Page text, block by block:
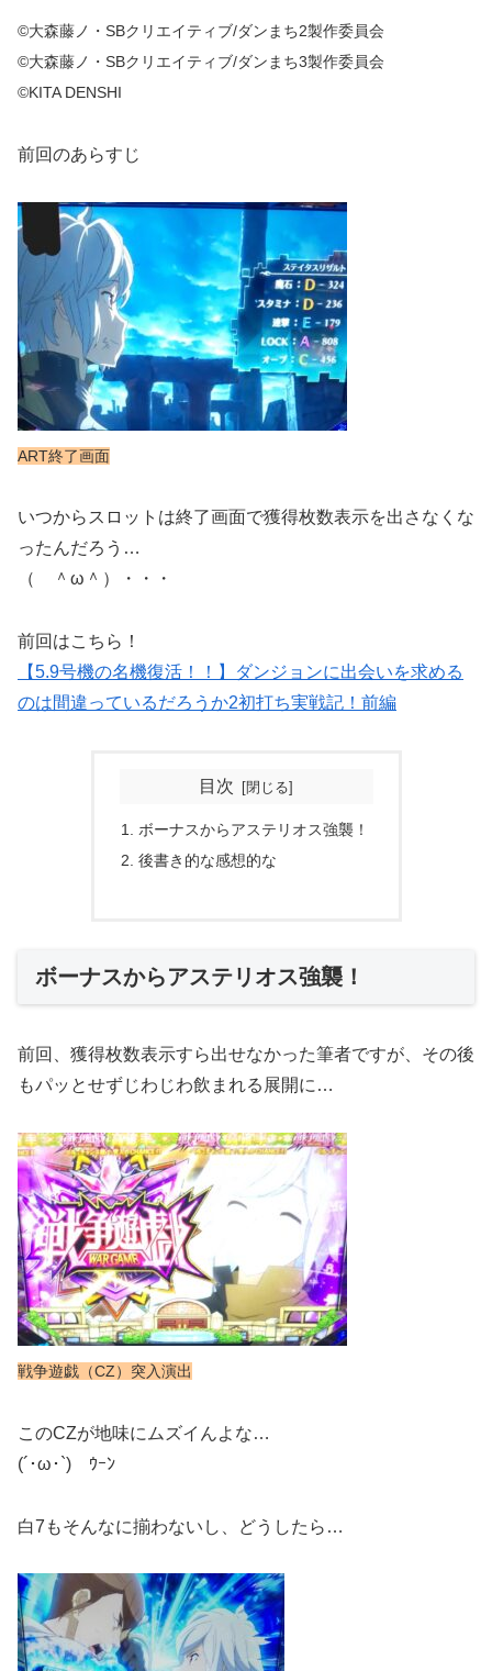
©大森藤ノ・SBクリエイティブ/ダンまち2製作委員会
©大森藤ノ・SBクリエイティブ/ダンまち3製作委員会
©KITA DENSHI
前回のあらすじ
ART終了画面
いつからスロットは終了画面で獲得枚数表示を出さなくな
ったんだろう…
（ ＾ω＾）・・・
前回はこちら！
【5.9号機の名機復活！！】ダンジョンに出会いを求める
のは間違っているだろうか2初打ち実戦記！前編
目次
ボーナスからアステリオス強襲！
後書き的な感想的な
ボーナスからアステリオス強襲！
前回、獲得枚数表示すら出せなかった筆者ですが、その後
もパッとせずじわじわ飲まれる展開に…
戦争遊戯（CZ）突入演出
このCZが地味にムズイんよな…
(´･ω･`)ゞｳｰﾝ
白7もそんなに揃わないし、どうしたら…